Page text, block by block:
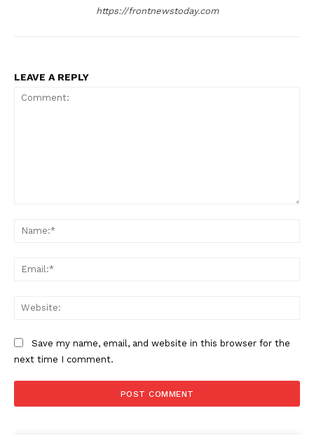
https://frontnewstoday.com
LEAVE A REPLY
Save my name, email, and website in this browser for the
next time I comment.